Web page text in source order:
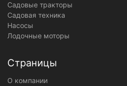
Садовые тракторы
Садовая техника
Насосы
Лодочные моторы
Страницы
О компании